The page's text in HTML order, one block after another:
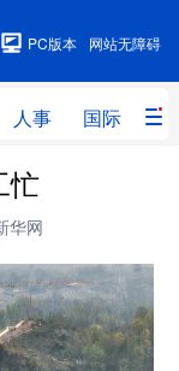
网站无障碍
PC版本
人事 国际 财
教育
体育
忙
华网